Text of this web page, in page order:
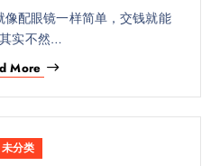
配眼镜一样简单，交钱就能
实不然…
More
未分类